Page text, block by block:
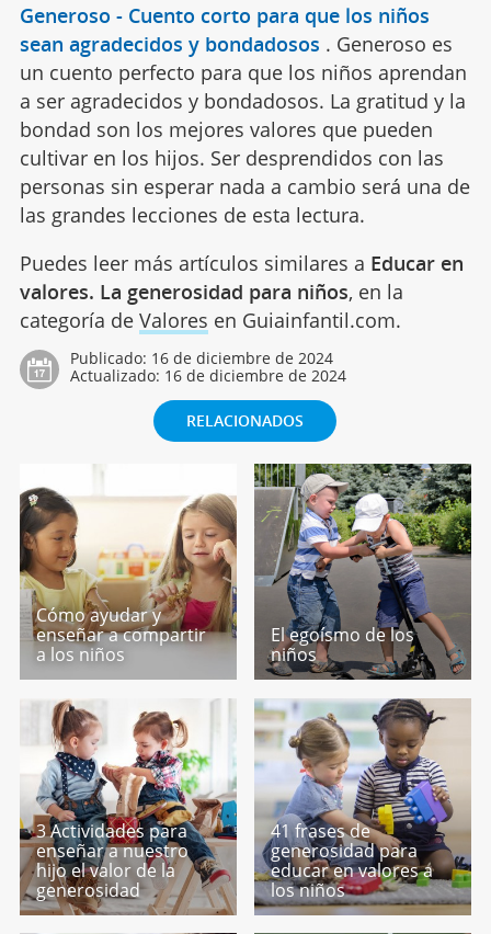
Generoso - Cuento corto para que los niños
sean agradecidos y bondadosos . Generoso es
un cuento perfecto para que los niños aprendan
a ser agradecidos y bondadosos. La gratitud y la
bondad son los mejores valores que pueden
cultivar en los hijos. Ser desprendidos con las
personas sin esperar nada a cambio será una de
las grandes lecciones de esta lectura.
Puedes leer más artículos similares a Educar en
valores. La generosidad para niños, en la
categoría de Valores en Guiainfantil.com.
Publicado: 16 de diciembre de 2024
Actualizado: 16 de diciembre de 2024
RELACIONADOS
Cómo ayudar y
enseñar a compartir
a los niños
El egoísmo de los
niños
3 Actividades para
enseñar a nuestro
hijo el valor de la
generosidad
41 frases de
generosidad para
educar en valores a
los niños